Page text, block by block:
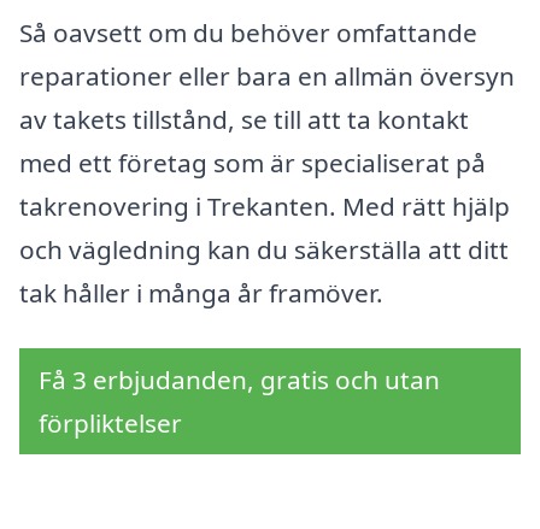
Så oavsett om du behöver omfattande
reparationer eller bara en allmän översyn
av takets tillstånd, se till att ta kontakt
med ett företag som är specialiserat på
takrenovering i Trekanten. Med rätt hjälp
och vägledning kan du säkerställa att ditt
tak håller i många år framöver.
Få 3 erbjudanden, gratis och utan
förpliktelser